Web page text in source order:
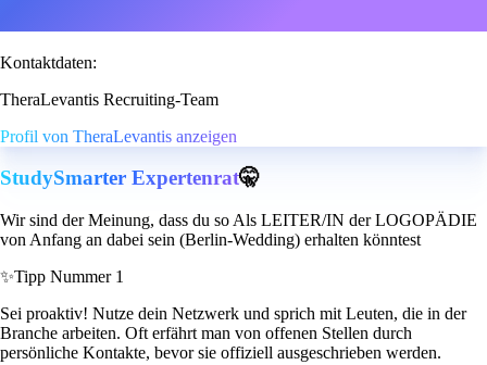
Kontaktdaten:
TheraLevantis Recruiting-Team
Profil von TheraLevantis anzeigen
StudySmarter Expertenrat🤫
Wir sind der Meinung, dass du so Als LEITER/IN der LOGOPÄDIE
von Anfang an dabei sein (Berlin-Wedding) erhalten könntest
✨Tipp Nummer 1
Sei proaktiv! Nutze dein Netzwerk und sprich mit Leuten, die in der
Branche arbeiten. Oft erfährt man von offenen Stellen durch
persönliche Kontakte, bevor sie offiziell ausgeschrieben werden.